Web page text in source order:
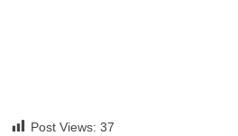
Post Views: 37